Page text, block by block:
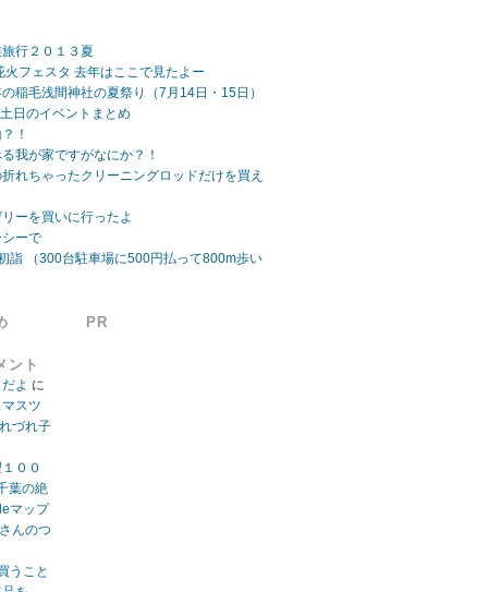
行２０１３夏
フェスタ 去年はここで見たよー
稲毛浅間神社の夏祭り（7月14日・15日）
日のイベントまとめ
！
我が家ですがなにか？！
れちゃったクリーニングロッドだけを買え
ーを買いに行ったよ
ーで
詣 （300台駐車場に500円払って800m歩い
ント
よ に
スツ
づれ子
００
葉の絶
マップ
んのつ
うこと
PR